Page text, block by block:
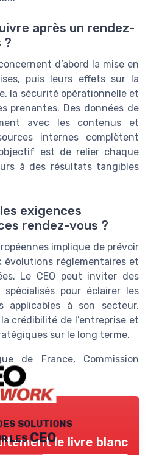
après un rendez-
?
d’abord la mise en
puis leurs effets sur la
la sécurité opérationnelle et
prenantes. Des données de
avec les contenus et
internes complètent
est de relier chaque
à des résultats tangibles
exigences
rendez-vous ?
implique de prévoir
évolutions réglementaires et
Le CEO peut inviter des
pour éclairer les
applicables à son secteur.
crédibilité de l’entreprise et
sur le long terme.
de France, Commission
solutions
les CEOle livre blanc